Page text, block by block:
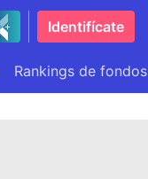
Identifícate
Rankings de fondos